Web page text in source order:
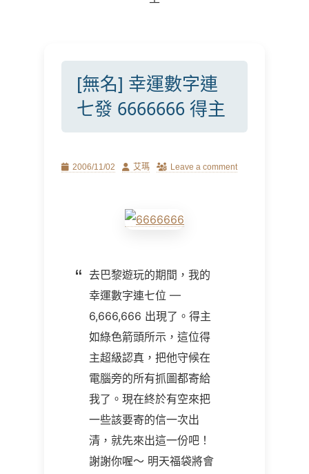
[無名] 幸運數字連
七發 6666666 得主
Posted
2006/11/02 Author
艾瑪 Leave a comment
去巴黎遊玩的期間，我的
幸運數字連七位 —
6,666,666 出現了。得主
如綠色箭頭所示，這位得
主超級認真，把他守候在
電腦旁的所有抓圖都寄給
我了。現在終於有空來把
一些該要寄的信一次出
清，就先來出這一份吧！
謝謝你喔～ 明天福袋將會